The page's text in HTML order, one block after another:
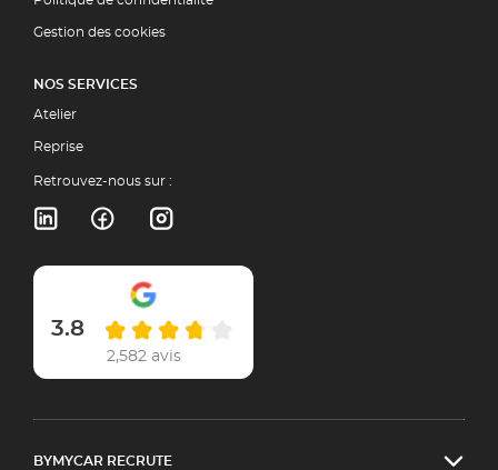
Gestion des cookies
NOS SERVICES
Atelier
Reprise
Retrouvez-nous sur :
3.8
2,582 avis
BYMYCAR RECRUTE